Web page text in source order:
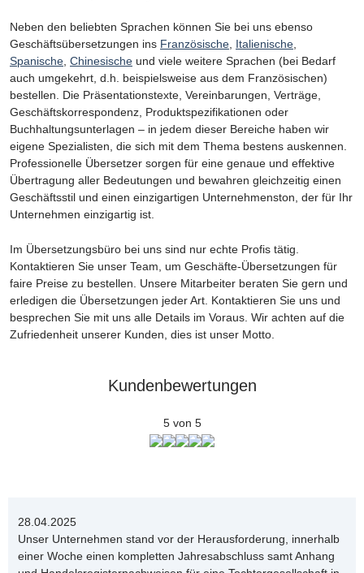
Neben den beliebten Sprachen können Sie bei uns ebenso
Geschäftsübersetzungen ins Französische, Italienische,
Spanische, Chinesische und viele weitere Sprachen (bei Bedarf
auch umgekehrt, d.h. beispielsweise aus dem Französischen)
bestellen. Die Präsentationstexte, Vereinbarungen, Verträge,
Geschäftskorrespondenz, Produktspezifikationen oder
Buchhaltungsunterlagen – in jedem dieser Bereiche haben wir
eigene Spezialisten, die sich mit dem Thema bestens auskennen.
Professionelle Übersetzer sorgen für eine genaue und effektive
Übertragung aller Bedeutungen und bewahren gleichzeitig einen
Geschäftsstil und einen einzigartigen Unternehmenston, der für Ihr
Unternehmen einzigartig ist.
Im Übersetzungsbüro bei uns sind nur echte Profis tätig.
Kontaktieren Sie unser Team, um Geschäfte-Übersetzungen für
faire Preise zu bestellen. Unsere Mitarbeiter beraten Sie gern und
erledigen die Übersetzungen jeder Art. Kontaktieren Sie uns und
besprechen Sie mit uns alle Details im Voraus. Wir achten auf die
Zufriedenheit unserer Kunden, dies ist unser Motto.
Kundenbewertungen
5 von 5
28.04.2025
Unser Unternehmen stand vor der Herausforderung, innerhalb
einer Woche einen kompletten Jahresabschluss samt Anhang